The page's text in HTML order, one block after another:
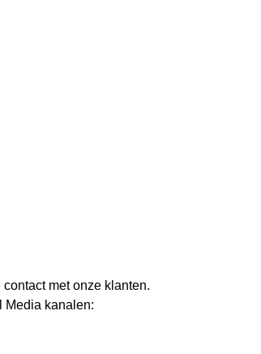
met onze klanten.
Media kanalen: